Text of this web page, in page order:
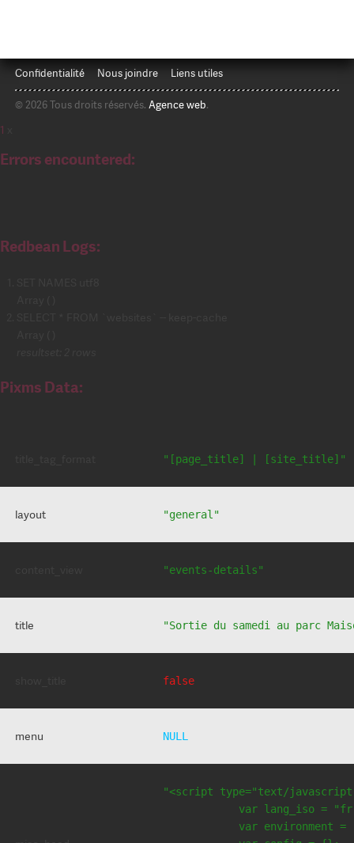
Confidentialité Nous joindre Liens utiles
© 2026 Tous droits réservés. Agence web.
1
Errors encountered:
Redbean Logs:
Pixms Data:
"[page_title] | [site_title]"
layout "general"
"events-details"
title "Sortie du samedi au parc
false
menu NULL
"<script type="text/
var lang_iso =
var environment =